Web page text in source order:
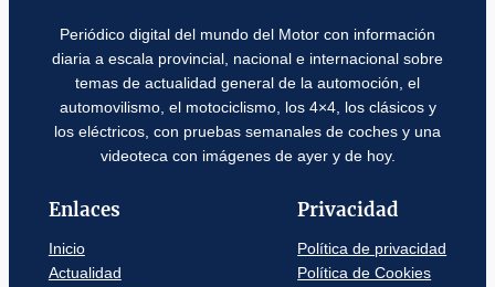
Periódico digital del mundo del Motor con información
diaria a escala provincial, nacional e internacional sobre
temas de actualidad general de la automoción, el
automovilismo, el motociclismo, los 4×4, los clásicos y
los eléctricos, con pruebas semanales de coches y una
videoteca con imágenes de ayer y de hoy.
Enlaces
Inicio
Actualidad
Privacidad
Política de privacidad
Política de Cookies